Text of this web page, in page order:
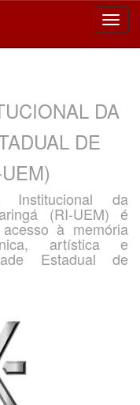
DA
DE
da
(RI-UEM) é
à memória
artística e
Estadual de